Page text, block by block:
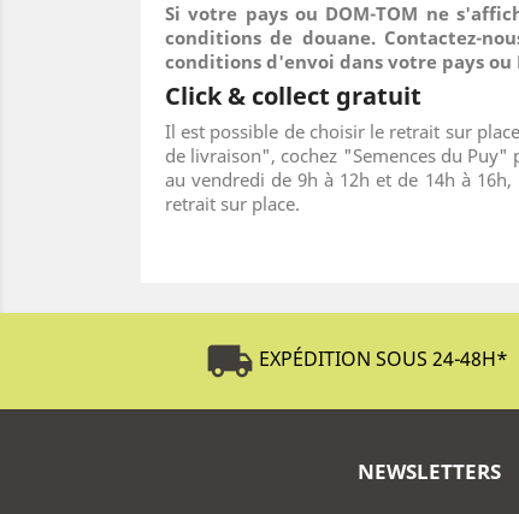
Si votre pays ou DOM-TOM ne
conditions de douane. Contactez-
conditions d'envoi dans votre pays ou
Click & collect gratuit
Il est possible de choisir le retrait sur
de livraison", cochez "Semences du Puy"
au vendredi de 9h à 12h et de 14h à
retrait sur place.
local_shipping EXPÉDITION SOUS 24-48H*
NEWSLETTERS